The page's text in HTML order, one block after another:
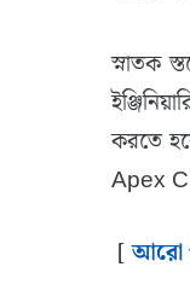
স্নাতক
করতে
Apex
[আরো